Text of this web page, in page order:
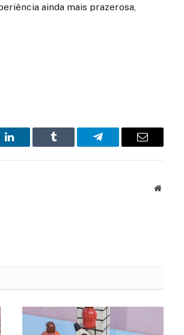
ainda mais prazerosa,
LinkedIn Tumblr Telegram Email
Website